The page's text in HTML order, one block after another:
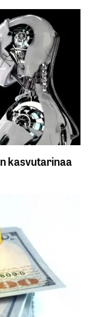
kasvutarinaa